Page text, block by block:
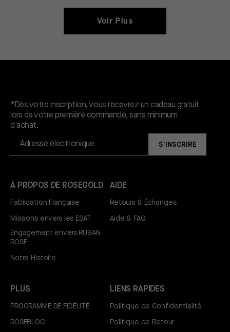
Voir Plus
*Dès votre inscription, vous recevrez un cadeau gratuit
lors de votre première commande, sans minimum
d'achat.
S'INSCRIRE
À PROPOS DE ROSEGOLD
Fabrication Française
Missions envers les ESAT
Engagement envers RUBAN
ROSE
Notre Histoire
AIDE
Retours & Échanges
Aide & FAQ
PLUS
PROGRAMME DE FIDÉLITÉ
ROSEBLOG
LIENS RAPIDES
Politique de Confidentialité
Politique de Retour